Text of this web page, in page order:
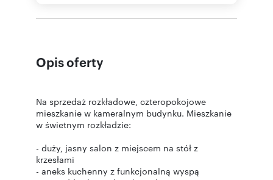
Opis oferty
Na sprzedaż rozkładowe, czteropokojowe
mieszkanie w kameralnym budynku. Mieszkanie
w świetnym rozkładzie:
- duży, jasny salon z miejscem na stół z
krzesłami
- aneks kuchenny z funkcjonalną wyspą